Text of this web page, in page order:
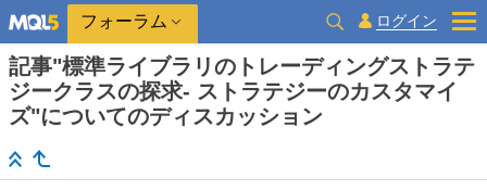
フォーラム ログイン
記事"標準ライブラリのトレーディングストラテ
ジークラスの探求- ストラテジーのカスタマイ
ズ"についてのディスカッション